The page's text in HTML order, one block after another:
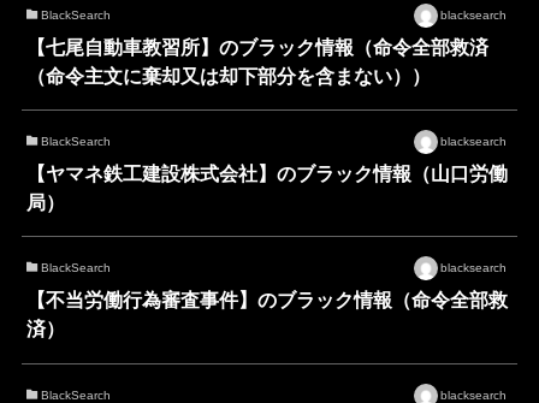
BlackSearch blacksearch
【七尾自動車教習所】のブラック情報（命令全部救済
（命令主文に棄却又は却下部分を含まない））
BlackSearch blacksearch
【ヤマネ鉄工建設株式会社】のブラック情報（山口労働
局）
BlackSearch blacksearch
【不当労働行為審査事件】のブラック情報（命令全部救
済）
BlackSearch blacksearch